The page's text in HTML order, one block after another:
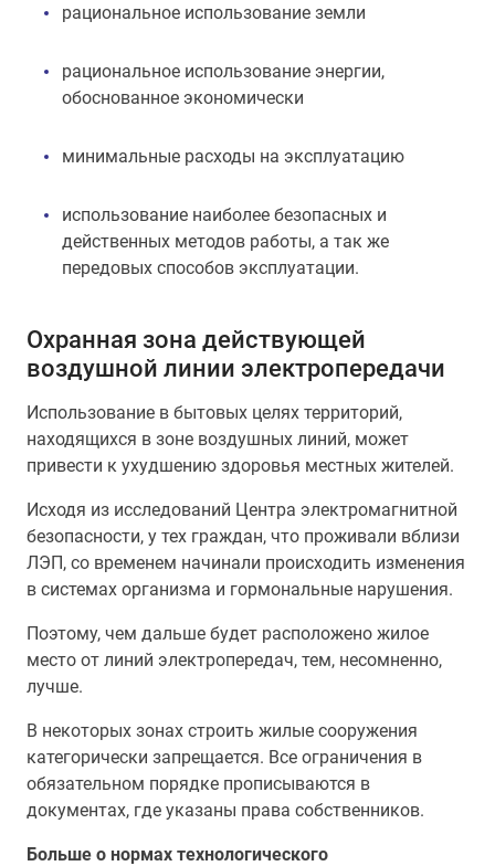
рациональное использование земли
рациональное использование энергии,
обоснованное экономически
минимальные расходы на эксплуатацию
использование наиболее безопасных и
действенных методов работы, а так же
передовых способов эксплуатации.
Охранная зона действующей
воздушной линии электропередачи
Использование в бытовых целях территорий,
находящихся в зоне воздушных линий, может
привести к ухудшению здоровья местных жителей.
Исходя из исследований Центра электромагнитной
безопасности, у тех граждан, что проживали вблизи
ЛЭП, со временем начинали происходить изменения
в системах организма и гормональные нарушения.
Поэтому, чем дальше будет расположено жилое
место от линий электропередач, тем, несомненно,
лучше.
В некоторых зонах строить жилые сооружения
категорически запрещается. Все ограничения в
обязательном порядке прописываются в
документах, где указаны права собственников.
Больше о нормах технологического